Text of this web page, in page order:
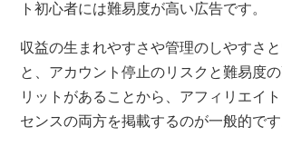
ト初心者には難易度が高い広告です。
収益の生まれやすさや管理のしやすさ
と、アカウント停止のリスクと難易度
リットがあることから、アフィリエイ
センスの両方を掲載するのが一般的です